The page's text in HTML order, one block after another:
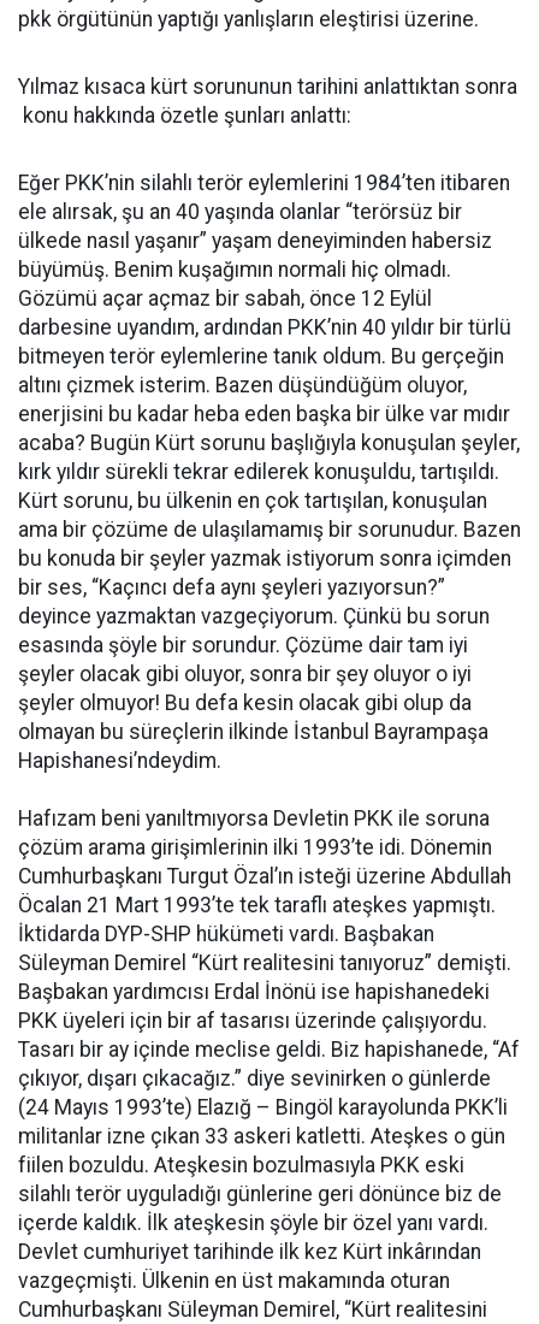
pkk örgütünün yaptığı yanlışların eleştirisi üzerine.
Yılmaz kısaca kürt sorununun tarihini anlattıktan sonra
konu hakkında özetle şunları anlattı:
Eğer PKK’nin silahlı terör eylemlerini 1984’ten itibaren
ele alırsak, şu an 40 yaşında olanlar “terörsüz bir
ülkede nasıl yaşanır” yaşam deneyiminden habersiz
büyümüş. Benim kuşağımın normali hiç olmadı.
Gözümü açar açmaz bir sabah, önce 12 Eylül
darbesine uyandım, ardından PKK’nin 40 yıldır bir türlü
bitmeyen terör eylemlerine tanık oldum. Bu gerçeğin
altını çizmek isterim. Bazen düşündüğüm oluyor,
enerjisini bu kadar heba eden başka bir ülke var mıdır
acaba? Bugün Kürt sorunu başlığıyla konuşulan şeyler,
kırk yıldır sürekli tekrar edilerek konuşuldu, tartışıldı.
Kürt sorunu, bu ülkenin en çok tartışılan, konuşulan
ama bir çözüme de ulaşılamamış bir sorunudur. Bazen
bu konuda bir şeyler yazmak istiyorum sonra içimden
bir ses, “Kaçıncı defa aynı şeyleri yazıyorsun?”
deyince yazmaktan vazgeçiyorum. Çünkü bu sorun
esasında şöyle bir sorundur. Çözüme dair tam iyi
şeyler olacak gibi oluyor, sonra bir şey oluyor o iyi
şeyler olmuyor! Bu defa kesin olacak gibi olup da
olmayan bu süreçlerin ilkinde İstanbul Bayrampaşa
Hapishanesi’ndeydim.
Hafızam beni yanıltmıyorsa Devletin PKK ile soruna
çözüm arama girişimlerinin ilki 1993’te idi. Dönemin
Cumhurbaşkanı Turgut Özal’ın isteği üzerine Abdullah
Öcalan 21 Mart 1993’te tek taraflı ateşkes yapmıştı.
İktidarda DYP-SHP hükümeti vardı. Başbakan
Süleyman Demirel “Kürt realitesini tanıyoruz” demişti.
Başbakan yardımcısı Erdal İnönü ise hapishanedeki
PKK üyeleri için bir af tasarısı üzerinde çalışıyordu.
Tasarı bir ay içinde meclise geldi. Biz hapishanede, “Af
çıkıyor, dışarı çıkacağız.” diye sevinirken o günlerde
(24 Mayıs 1993’te) Elazığ – Bingöl karayolunda PKK’li
militanlar izne çıkan 33 askeri katletti. Ateşkes o gün
fiilen bozuldu. Ateşkesin bozulmasıyla PKK eski
silahlı terör uyguladığı günlerine geri dönünce biz de
içerde kaldık. İlk ateşkesin şöyle bir özel yanı vardı.
Devlet cumhuriyet tarihinde ilk kez Kürt inkârından
vazgeçmişti. Ülkenin en üst makamında oturan
Cumhurbaşkanı Süleyman Demirel, “Kürt realitesini